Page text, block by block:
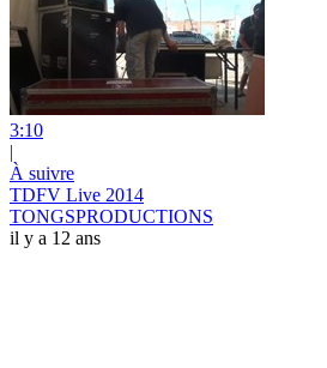
3:10
|
À suivre
TDFV Live 2014
TONGSPRODUCTIONS
il y a 12 ans